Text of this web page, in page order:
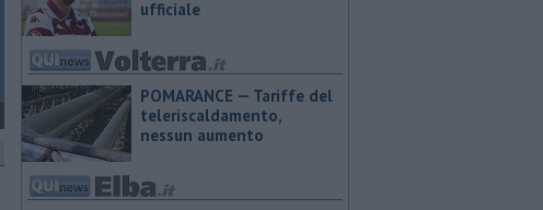
ufficiale
POMARANCE — Tariffe del
teleriscaldamento,
nessun aumento